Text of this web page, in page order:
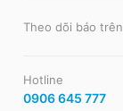
Theo dõi báo trên
Hotline
0906 645 777